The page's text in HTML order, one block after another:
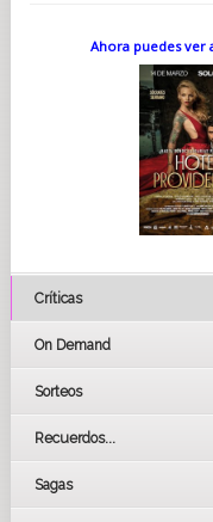
Ahora puedes ver
Críticas
On Demand
Sorteos
Recuerdos...
Sagas